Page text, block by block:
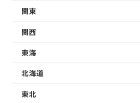
関東
関西
東海
北海道
東北